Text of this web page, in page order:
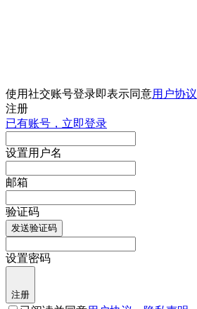
使用社交账号登录即表示同意用户协议
注册
已有账号，立即登录
设置用户名
邮箱
验证码
发送验证码
设置密码
注册